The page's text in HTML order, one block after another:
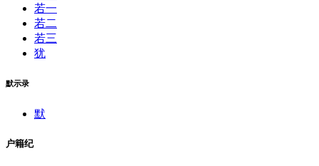
若一
若二
若三
犹
默示录
默
户籍纪